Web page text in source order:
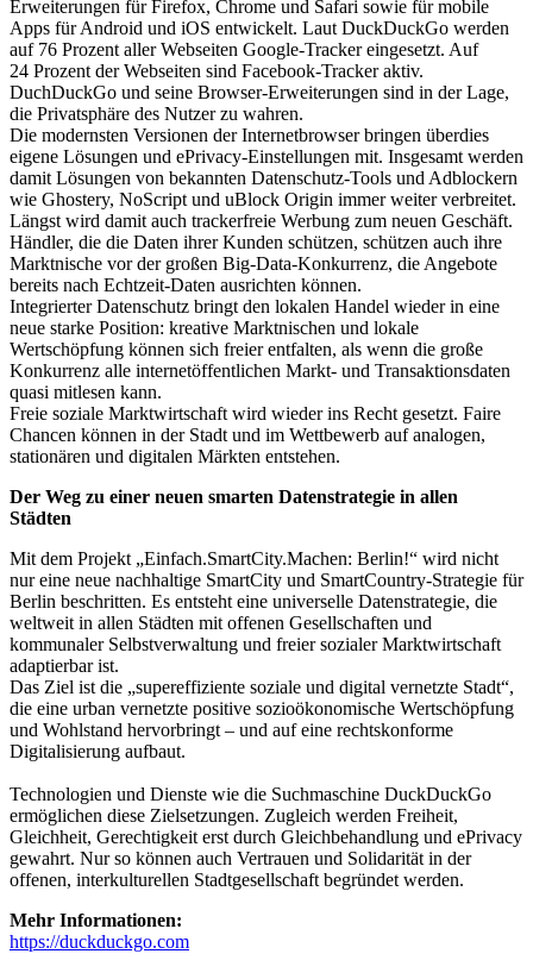
Erweiterungen für Firefox, Chrome und Safari sowie für mobile
Apps für Android und iOS entwickelt. Laut DuckDuckGo werden
auf 76 Prozent aller Webseiten Google-Tracker eingesetzt. Auf
24 Prozent der Webseiten sind Facebook-Tracker aktiv.
DuchDuckGo und seine Browser-Erweiterungen sind in der Lage,
die Privatsphäre des Nutzer zu wahren.
Die modernsten Versionen der Internetbrowser bringen überdies
eigene Lösungen und ePrivacy-Einstellungen mit. Insgesamt werden
damit Lösungen von bekannten Datenschutz-Tools und Adblockern
wie Ghostery, NoScript und uBlock Origin immer weiter verbreitet.
Längst wird damit auch trackerfreie Werbung zum neuen Geschäft.
Händler, die die Daten ihrer Kunden schützen, schützen auch ihre
Marktnische vor der großen Big-Data-Konkurrenz, die Angebote
bereits nach Echtzeit-Daten ausrichten können.
Integrierter Datenschutz bringt den lokalen Handel wieder in eine
neue starke Position: kreative Marktnischen und lokale
Wertschöpfung können sich freier entfalten, als wenn die große
Konkurrenz alle internetöffentlichen Markt- und Transaktionsdaten
quasi mitlesen kann.
Freie soziale Marktwirtschaft wird wieder ins Recht gesetzt. Faire
Chancen können in der Stadt und im Wettbewerb auf analogen,
stationären und digitalen Märkten entstehen.
Der Weg zu einer neuen smarten Datenstrategie in allen
Städten
Mit dem Projekt „Einfach.SmartCity.Machen: Berlin!“ wird nicht
nur eine neue nachhaltige SmartCity und SmartCountry-Strategie für
Berlin beschritten. Es entsteht eine universelle Datenstrategie, die
weltweit in allen Städten mit offenen Gesellschaften und
kommunaler Selbstverwaltung und freier sozialer Marktwirtschaft
adaptierbar ist.
Das Ziel ist die „supereffiziente soziale und digital vernetzte Stadt“,
die eine urban vernetzte positive sozioökonomische Wertschöpfung
und Wohlstand hervorbringt – und auf eine rechtskonforme
Digitalisierung aufbaut.
Technologien und Dienste wie die Suchmaschine DuckDuckGo
ermöglichen diese Zielsetzungen. Zugleich werden Freiheit,
Gleichheit, Gerechtigkeit erst durch Gleichbehandlung und ePrivacy
gewahrt. Nur so können auch Vertrauen und Solidarität in der
offenen, interkulturellen Stadtgesellschaft begründet werden.
Mehr Informationen:
https://duckduckgo.com